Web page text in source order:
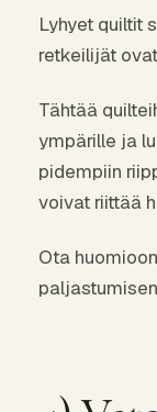
Lyhyet quiltit
retkeilijät
Tähtää
ympärille ja
pidempiin
voivat riittää
Ota